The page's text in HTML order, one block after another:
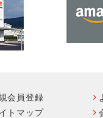
会員登録
トマップ